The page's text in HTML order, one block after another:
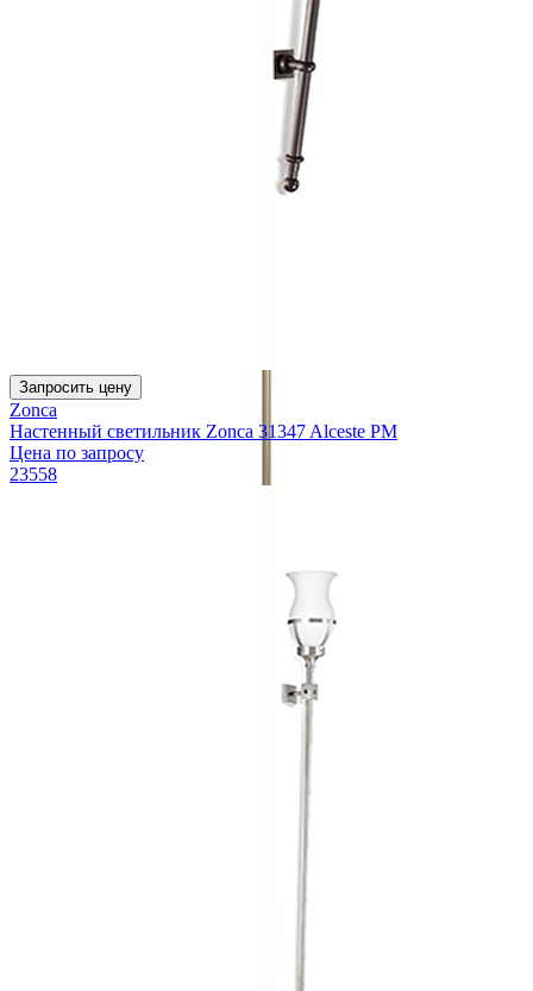
Запросить цену
Zonca
Настенный светильник Zonca 31347 Alceste PM
Цена по запросу
23558